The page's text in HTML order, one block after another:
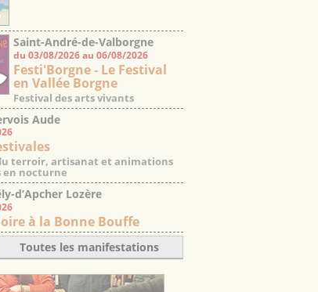
Saint-André-de-Valborgne
Gard
du 03/08/2026 au 06/08/2026
Festi'Borgne - Le Festival
en Vallée Borgne
Festival des arts vivants
Aude
terroir, artisanat et animations
en nocturne
d’Apcher Lozère
à la Bonne Bouffe
Toutes les manifestations